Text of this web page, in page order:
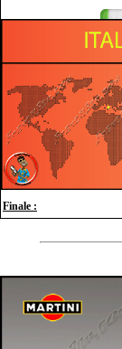
Herbacé
Sucré
Nez :
Bouche :
Finale :